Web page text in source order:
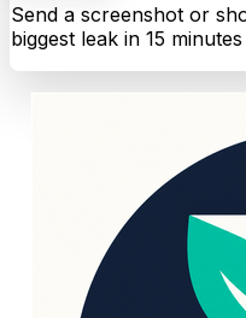
Send a screenshot or
biggest leak in 15